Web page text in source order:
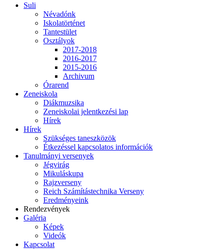
Suli
Névadónk
Iskolatörténet
Tantestület
Osztályok
2017-2018
2016-2017
2015-2016
Archivum
Órarend
Zeneiskola
Diákmuzsika
Zeneiskolai jelentkezési lap
Hírek
Hírek
Szükséges taneszközök
Étkezéssel kapcsolatos információk
Tanulmányi versenyek
Jégvirág
Mikuláskupa
Rajzverseny
Reich Számítástechnika Verseny
Eredményeink
Rendezvények
Galéria
Képek
Videók
Kapcsolat